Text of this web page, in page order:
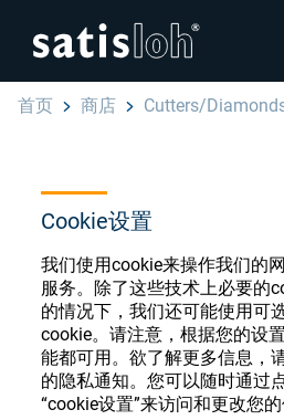
Cookie设置
我们使用cookie来操作我们的
服务。除了这些技术上必要的
的情况下，我们还可能使用可
cookie。请注意，根据您的设
能都可用。欲了解更多信息，
的隐私通知。您可以随时通过
“cookie设置”来访问和更改您的
汉语
眼镜光学
精密光学
我们是谁
English
Deutsch
Español
Français
首页 商店 Cutters/
眼镜光学耗材
注册或登录以访问您的帐
种眼镜光学耗材